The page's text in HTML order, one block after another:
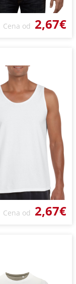
Cena od 2,67€
Cena od 2,67€